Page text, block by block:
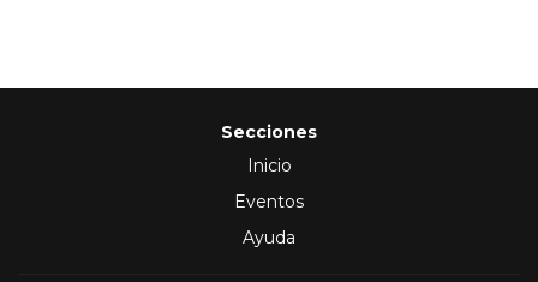
Secciones
Inicio
Eventos
Ayuda